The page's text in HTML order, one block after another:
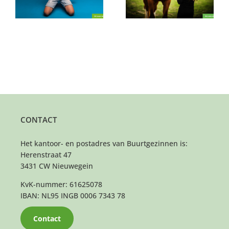
CONTACT
Het kantoor- en postadres van Buurtgezinnen is:
Herenstraat 47
3431 CW Nieuwegein
KvK-nummer: 61625078
IBAN: NL95 INGB 0006 7343 78
Contact